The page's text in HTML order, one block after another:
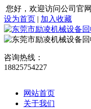
您好，欢迎访问公司官
设为首页 | 加入收藏
咨询热线：
18825754227
网站首页
关于我们